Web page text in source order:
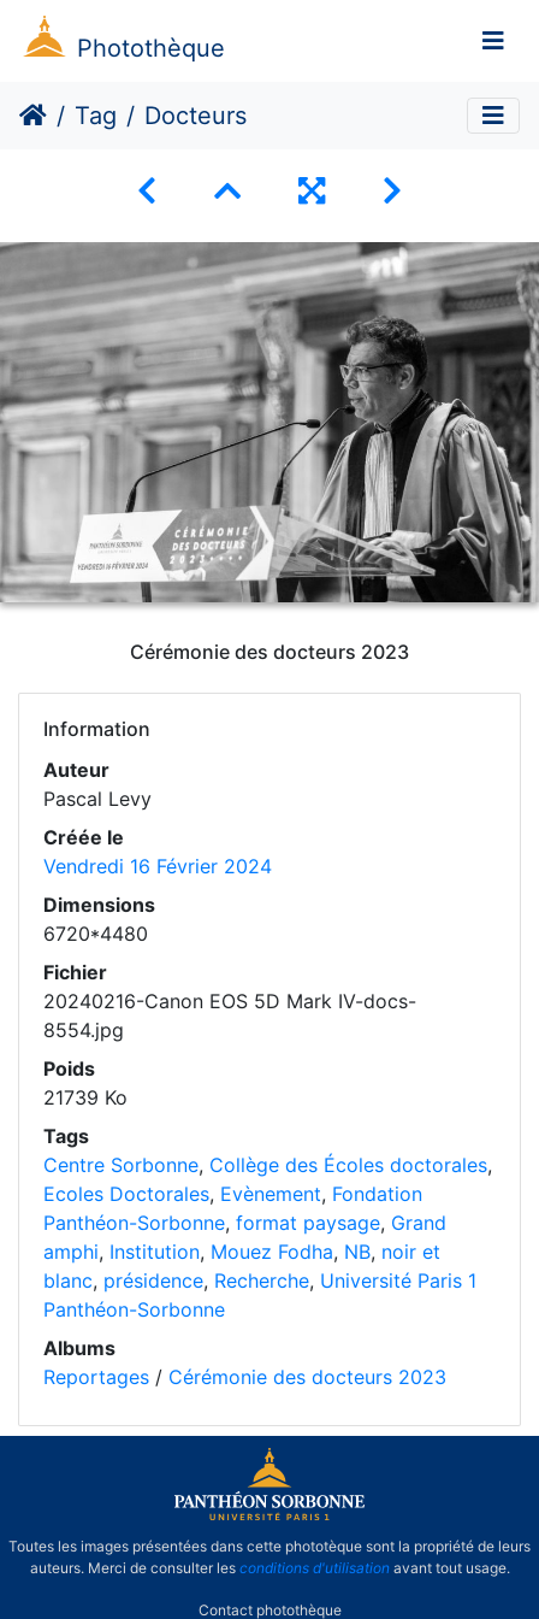
Photothèque
Tag Docteurs
Cérémonie des docteurs 2023
Information
Auteur
Pascal Levy
Créée le
Vendredi 16 Février 2024
Dimensions
6720*4480
Fichier
20240216-Canon EOS 5D Mark IV-docs-
8554.jpg
Poids
21739 Ko
Tags
Centre Sorbonne, Collège des Écoles doctorales,
Ecoles Doctorales, Evènement, Fondation
Panthéon-Sorbonne, format paysage, Grand
amphi, Institution, Mouez Fodha, NB, noir et
blanc, présidence, Recherche, Université Paris 1
Panthéon-Sorbonne
Albums
Reportages / Cérémonie des docteurs 2023
Toutes les images présentées dans cette phototèque sont la propriété de leurs
auteurs. Merci de consulter les conditions d'utilisationavant tout usage.
Contact photothèque